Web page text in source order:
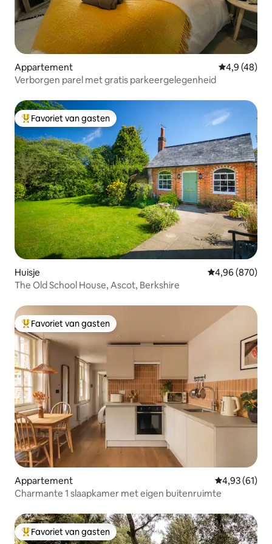
Appartement
4,9 (48)
Verborgen parel met gratis parkeergelegenheid
Topfavoriet van gasten
Favoriet van gasten
Huisje Gemiddelde
4,96 (870)
The Old School House, Ascot, Berkshire
Topfavoriet van gasten
Favoriet van gasten
Appartement Gemiddelde
4,93 (61)
Charmante 1 slaapkamer met eigen buitenruimte
Topfavoriet van gasten
Favoriet van gasten